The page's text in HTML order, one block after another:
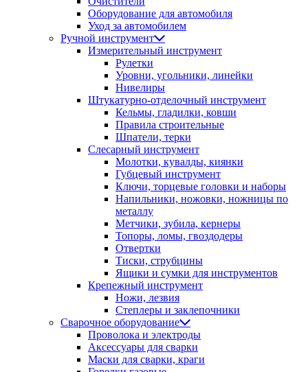
Оборудование для автомобиля
Уход за автомобилем
Ручной инструмент
Измерительный инструмент
Рулетки
Уровни, угольники, линейки
Нивелиры
Штукатурно-отделочный инструмент
Кельмы, гладилки, ковши
Правила строительные
Шпатели, терки
Слесарный инструмент
Молотки, кувалды, киянки
Губцевый инструмент
Ключи, торцевые головки и наборы
Напильники, ножовки, ножницы по
металлу
Метчики, зубила, кернеры
Топоры, ломы, гвоздодеры
Отвертки
Тиски, струбцины
Ящики и сумки для инструментов
Крепежный инструмент
Ножи, лезвия
Степлеры и заклепочники
Сварочное оборудование
Проволока и электроды
Аксессуары для сварки
Маски для сварки, краги